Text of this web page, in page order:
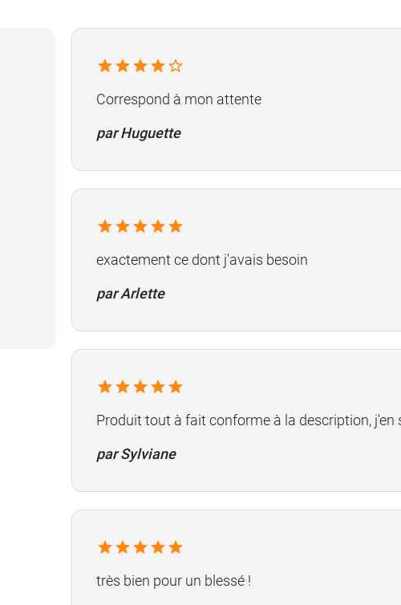
Correspond à mon attente
par Huguette
exactement ce dont j'avais besoin
par Arlette
Produit tout à fait conforme à la description, j'en
par Sylviane
très bien pour un blessé !